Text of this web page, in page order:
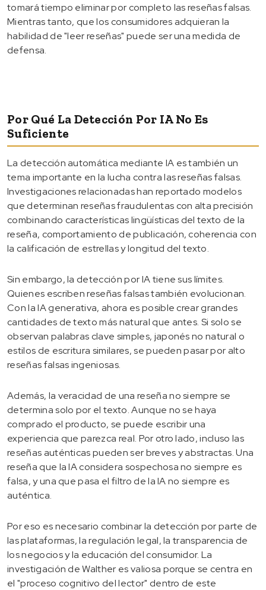
tomará tiempo eliminar por completo las reseñas falsas.
Mientras tanto, que los consumidores adquieran la
habilidad de "leer reseñas" puede ser una medida de
defensa.
Por Qué La Detección Por IA No Es
Suficiente
La detección automática mediante IA es también un
tema importante en la lucha contra las reseñas falsas.
Investigaciones relacionadas han reportado modelos
que determinan reseñas fraudulentas con alta precisión
combinando características lingüísticas del texto de la
reseña, comportamiento de publicación, coherencia con
la calificación de estrellas y longitud del texto.
Sin embargo, la detección por IA tiene sus límites.
Quienes escriben reseñas falsas también evolucionan.
Con la IA generativa, ahora es posible crear grandes
cantidades de texto más natural que antes. Si solo se
observan palabras clave simples, japonés no natural o
estilos de escritura similares, se pueden pasar por alto
reseñas falsas ingeniosas.
Además, la veracidad de una reseña no siempre se
determina solo por el texto. Aunque no se haya
comprado el producto, se puede escribir una
experiencia que parezca real. Por otro lado, incluso las
reseñas auténticas pueden ser breves y abstractas. Una
reseña que la IA considera sospechosa no siempre es
falsa, y una que pasa el filtro de la IA no siempre es
auténtica.
Por eso es necesario combinar la detección por parte de
las plataformas, la regulación legal, la transparencia de
los negocios y la educación del consumidor. La
investigación de Walther es valiosa porque se centra en
el "proceso cognitivo del lector" dentro de este